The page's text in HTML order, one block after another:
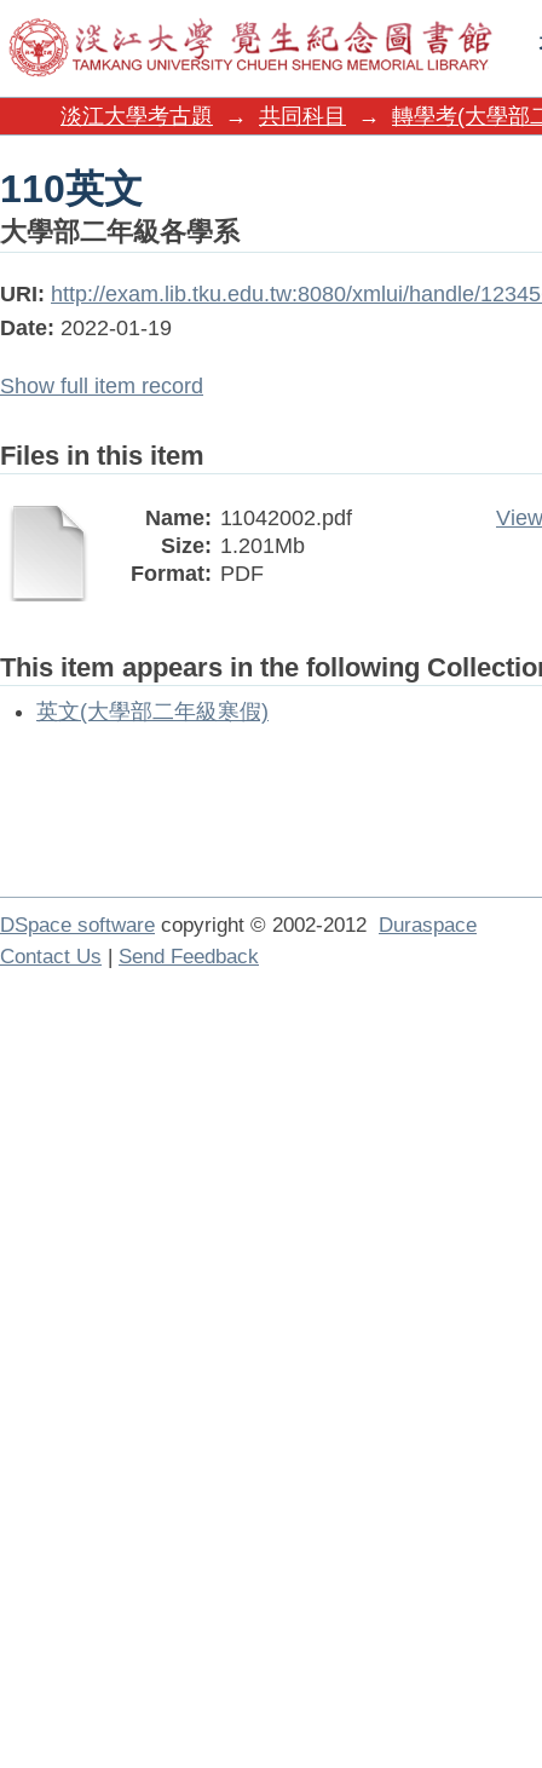
110英文
淡江大學考古題 → 共同科目 → 轉學考(大學部
110英文
大學部二年級各學系
URI: http://exam.lib.tku.edu.tw:8080/xmlui/handle/
Date: 2022-01-19
Show full item record
Files in this item
Name: 11042002.pdf
Size: 1.201Mb
Format: PDF
This item appears in the following
英文(大學部二年級寒假)
DSpace software copyright © 2002-2012 Duraspace
Contact Us | Send Feedback